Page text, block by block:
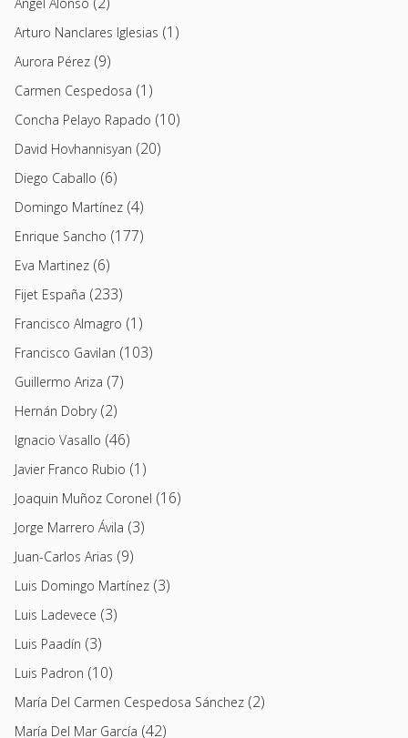
Arturo Nanclares Iglesias (1)
Aurora Pérez (9)
Carmen Cespedosa (1)
Concha Pelayo Rapado (10)
David Hovhannisyan (20)
Diego Caballo (6)
Domingo Martínez (4)
Enrique Sancho (177)
Eva Martinez (6)
Fijet España (233)
Francisco Almagro (1)
Francisco Gavilan (103)
Guillermo Ariza (7)
Hernán Dobry(2)
Ignacio Vasallo (46)
Javier Franco Rubio (1)
Joaquin Muñoz Coronel (16)
Jorge Marrero Ávila (3)
Juan-Carlos Arias (9)
Luis Domingo Martínez (3)
Luis Ladevece (3)
Luis Paadín (3)
Luis Padron (10)
María Del Carmen Cespedosa Sánchez (2)
María Del Mar García (42)